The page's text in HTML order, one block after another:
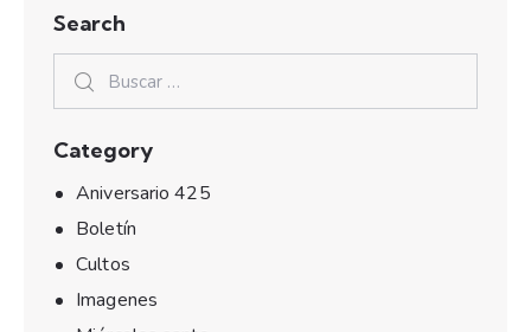
Search
Category
Aniversario 425
Boletín
Cultos
Imagenes